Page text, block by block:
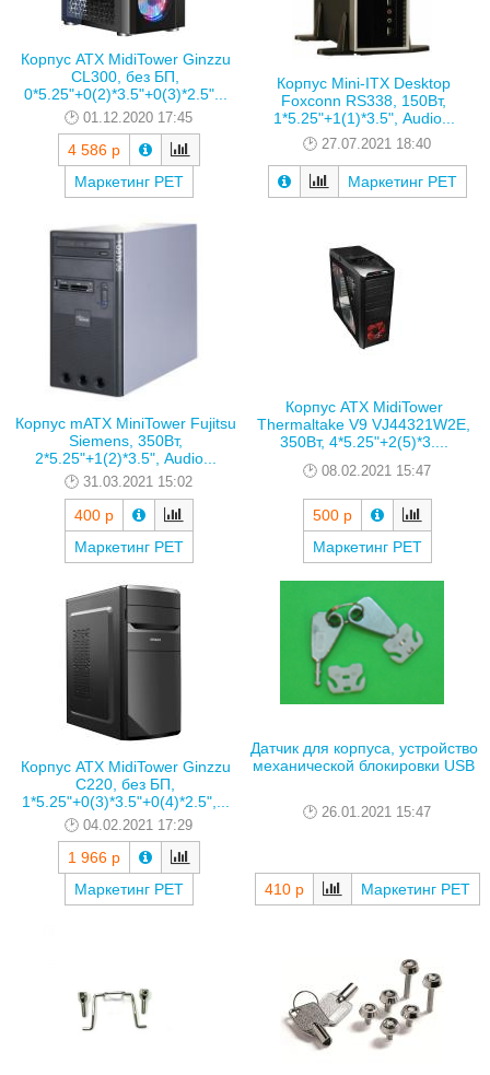
Корпус ATX MidiTower Ginzzu
CL300, без БП,
0*5.25"+0(2)*3.5"+0(3)*2.5"...
01.12.2020 17:45
4 586 р
Маркетинг РЕТ
Корпус Mini-ITX Desktop
Foxconn RS338, 150Вт,
1*5.25"+1(1)*3.5", Audio...
27.07.2021 18:40
Маркетинг РЕТ
Корпус mATX MiniTower Fujitsu
Siemens, 350Вт,
2*5.25"+1(2)*3.5", Audio...
31.03.2021 15:02
400 р
Маркетинг РЕТ
Корпус ATX MidiTower
Thermaltake V9 VJ44321W2E,
350Вт, 4*5.25"+2(5)*3....
08.02.2021 15:47
500 р
Маркетинг РЕТ
Корпус ATX MidiTower Ginzzu
C220, без БП,
1*5.25"+0(3)*3.5"+0(4)*2.5",...
04.02.2021 17:29
1 966 р
Маркетинг РЕТ
Датчик для корпуса, устройство
механической блокировки USB
26.01.2021 15:47
410 р Маркетинг РЕТ